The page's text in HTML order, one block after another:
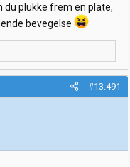
du plukke frem en plate,
bevegelse
#13.491